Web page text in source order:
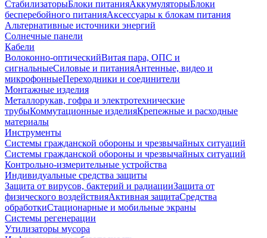
СтабилизаторыБлоки питанияАккумуляторыБлоки
бесперебойного питанияАксессуары к блокам питания
Альтернативные источники энергий
Солнечные панели
Кабели
Волоконно-оптическийВитая пара, ОПС и
сигнальныеСиловые и питанияАнтенные, видео и
микрофонныеПереходники и соединители
Монтажные изделия
Металлорукав, гофра и электротехнические
трубыКоммутационные изделияКрепежные и расходные
материалы
Инструменты
Системы гражданской обороны и чрезвычайных ситуаций
Системы гражданской обороны и чрезвычайных ситуаций
Контрольно-измерительные устройства
Индивидуальные средства защиты
Защита от вирусов, бактерий и радиацииЗащита от
физического воздействияАктивная защитаСредства
обработкиСтационарные и мобильные экраны
Системы регенерации
Утилизаторы мусора